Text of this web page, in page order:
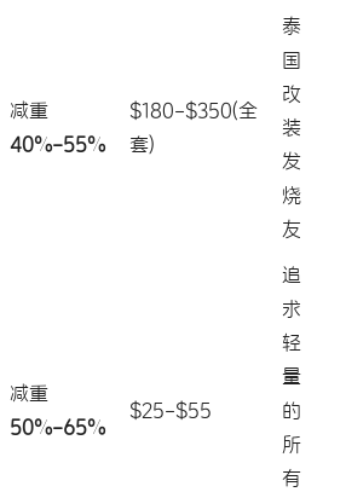
减重
40%-55%
$180-$350(全
套)
泰
国
改
装
发
烧
友
减重
50%-65%
$25-$55
追
求
轻
量
的
所
有